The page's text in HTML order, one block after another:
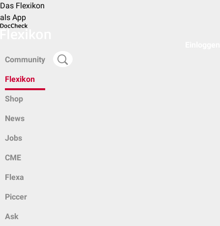
Das Flexikon
als App
Community
Flexikon
Shop
News
Jobs
CME
Flexa
Piccer
Ask